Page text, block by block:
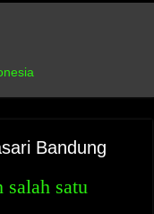
Bandung
salah satu